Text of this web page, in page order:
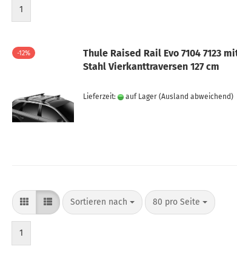
für 753 Fußsatz
40.. für 753
mit
mit
Reling
Reisetaschen
1
-12%
Thule Raised Rail Evo 7104 7123
Stahl Vierkanttraversen 127 cm
Lieferzeit: auf Lager (Ausland abweichend)
Sortieren nach 80 pro Seite
1